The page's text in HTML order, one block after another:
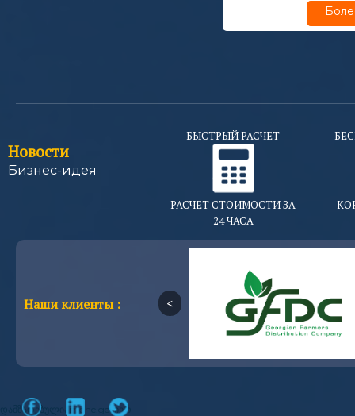
Новости
Бизнес-идея
БЫСТРЫЙ РАСЧЕТ
РАСЧЕТ СТОИМОСТИ ЗА
24 ЧАСА
Наши клиенты :
დამზადებულია mone.ge მიერ